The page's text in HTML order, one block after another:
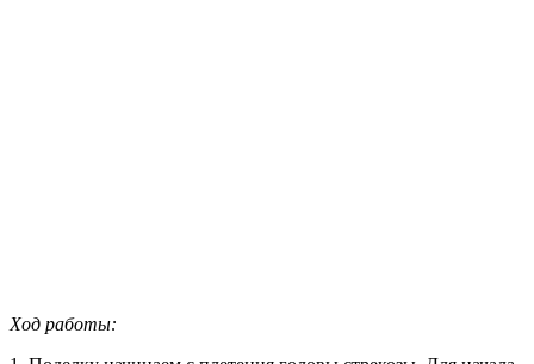
Ход работы: